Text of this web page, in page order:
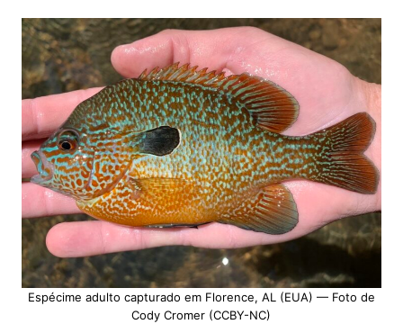
Espécime adulto capturado em Florence, AL (EUA) — Foto de
Cody Cromer (CCBY-NC)